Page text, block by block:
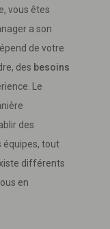
vous êtes
a son
de votre
des besoins
Le
des
équipes, tout
différents
en